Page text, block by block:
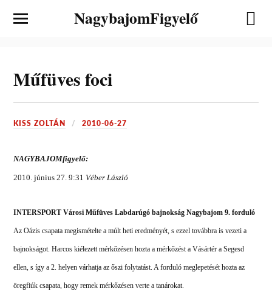
NagybajomFigyelő
Műfüves foci
KISS ZOLTÁN 2010-06-27
NAGYBAJOMfigyelő:
2010. június 27. 9:31Véber László
INTERSPORT Városi Műfüves Labdarúgó bajnokság Nagybajom 9. forduló
Az Oázis csapata megismételte a múlt heti eredményét, s ezzel továbbra is vezeti a
bajnokságot. Harcos kiélezett mérkőzésen hozta a mérkőzést a Vásártér a Segesd
ellen, s így a 2. helyen várhatja az őszi folytatást. A forduló meglepetését hozta az
öregfiúk csapata, hogy remek mérkőzésen verte a tanárokat.